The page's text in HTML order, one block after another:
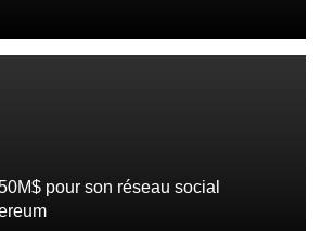
pour son réseau social